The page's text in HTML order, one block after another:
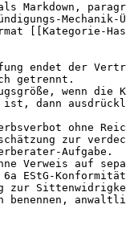
Markdown,
[[Kategorie-
endet der
getrennt.
wenn
ist, dann
ohne
zur
Aufgabe.
Verweis auf
EStG-
zur